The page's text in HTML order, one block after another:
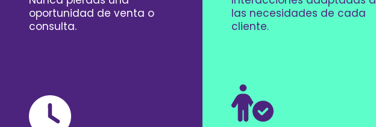
oportunidad de venta o
consulta.
las necesidades de cada
cliente.